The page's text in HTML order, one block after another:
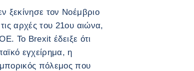
ξεκίνησε τον Νοέμβριο
αρχές του 21ου αιώνα,
Το Brexit έδειξε ότι
εγχείρημα, η
πόλεμος που